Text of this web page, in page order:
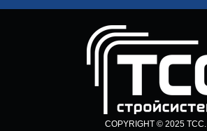
COPYRIGHT © 2025 ТСС.